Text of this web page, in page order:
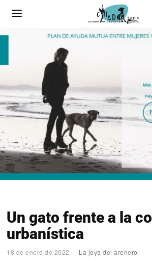
Un gato frente a la
urbanística
18 de enero de 2022 La joya del arenero